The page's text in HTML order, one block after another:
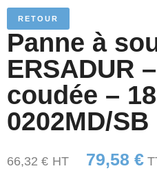
RETOUR
Panne à
ERSADUR
coudée –
0202MD/SB
66,32 € HT 79,58 €